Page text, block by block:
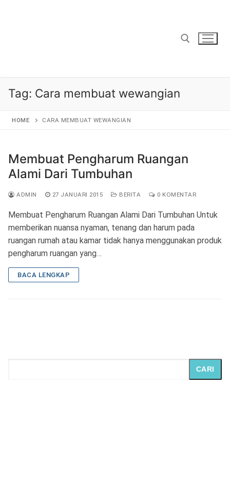
Tag: Cara membuat wewangian
HOME CARA MEMBUAT WEWANGIAN
Membuat Pengharum Ruangan
Alami Dari Tumbuhan
ADMIN 27 JANUARI 2015 BERITA 0 KOMENTAR
Membuat Pengharum Ruangan Alami Dari Tumbuhan Untuk
memberikan nuansa nyaman, tenang dan harum pada
ruangan rumah atau kamar tidak hanya menggunakan produk
pengharum ruangan yang…
BACA LENGKAP
CARI